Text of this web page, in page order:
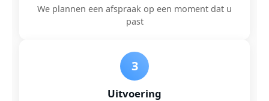
We plannen een afspraak op een moment dat u
past
3
Uitvoering